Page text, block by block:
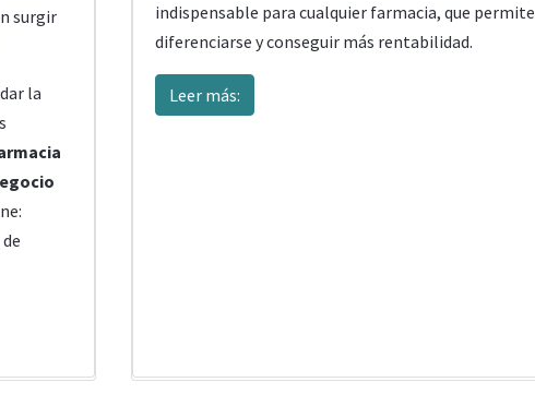
surgir
la
indispensable para cualquier farmacia, que permite
diferenciarse y conseguir más rentabilidad.
Leer más: